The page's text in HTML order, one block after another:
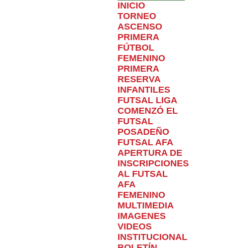
INICIO
TORNEO
ASCENSO
PRIMERA
FÚTBOL
FEMENINO
PRIMERA
RESERVA
INFANTILES
FUTSAL LIGA
COMENZÓ EL
FUTSAL
POSADEÑO
FUTSAL AFA
APERTURA DE
INSCRIPCIONES
AL FUTSAL
AFA
FEMENINO
MULTIMEDIA
IMAGENES
VIDEOS
INSTITUCIONAL